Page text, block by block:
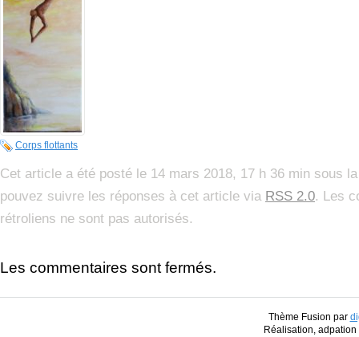
Corps flottants
Cet article a été posté le 14 mars 2018, 17 h 36 min sous
pouvez suivre les réponses à cet article via RSS 2.0. Les
rétroliens ne sont pas autorisés.
Les commentaires sont fermés.
Thème Fusion par
Réalisation,